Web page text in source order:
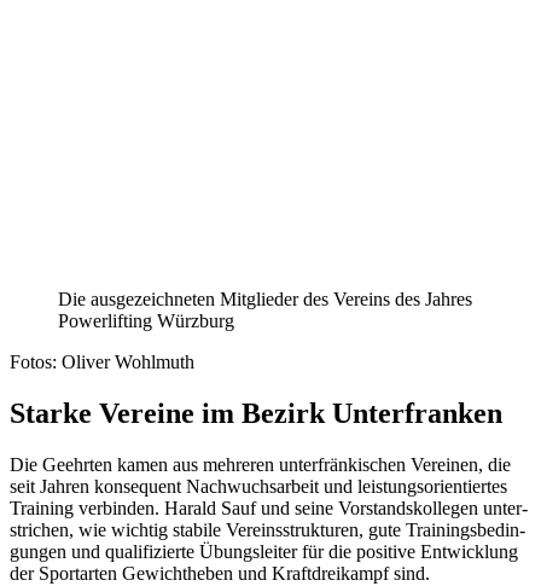
Die ausge­zeich­ne­ten Mitglie­der des Vereins des Jahres
Power­lif­ting Würzburg
Fotos: Oliver Wohlmuth
Starke Vereine im Bezirk Unterfranken
Die Geehr­ten kamen aus mehre­ren unter­frän­ki­schen Verei­nen, die
seit Jahren konse­quent Nach­wuchs­ar­beit und leis­tungs­ori­en­tier­tes
Trai­ning verbin­den. Harald Sauf und seine Vorstands­kol­le­gen unter­
stri­chen, wie wich­tig stabile Vereins­struk­tu­ren, gute Trai­nings­be­din­
gun­gen und quali­fi­zierte Übungs­lei­ter für die posi­tive Entwick­lung
der Sport­ar­ten Gewicht­he­ben und Kraft­drei­kampf sind.